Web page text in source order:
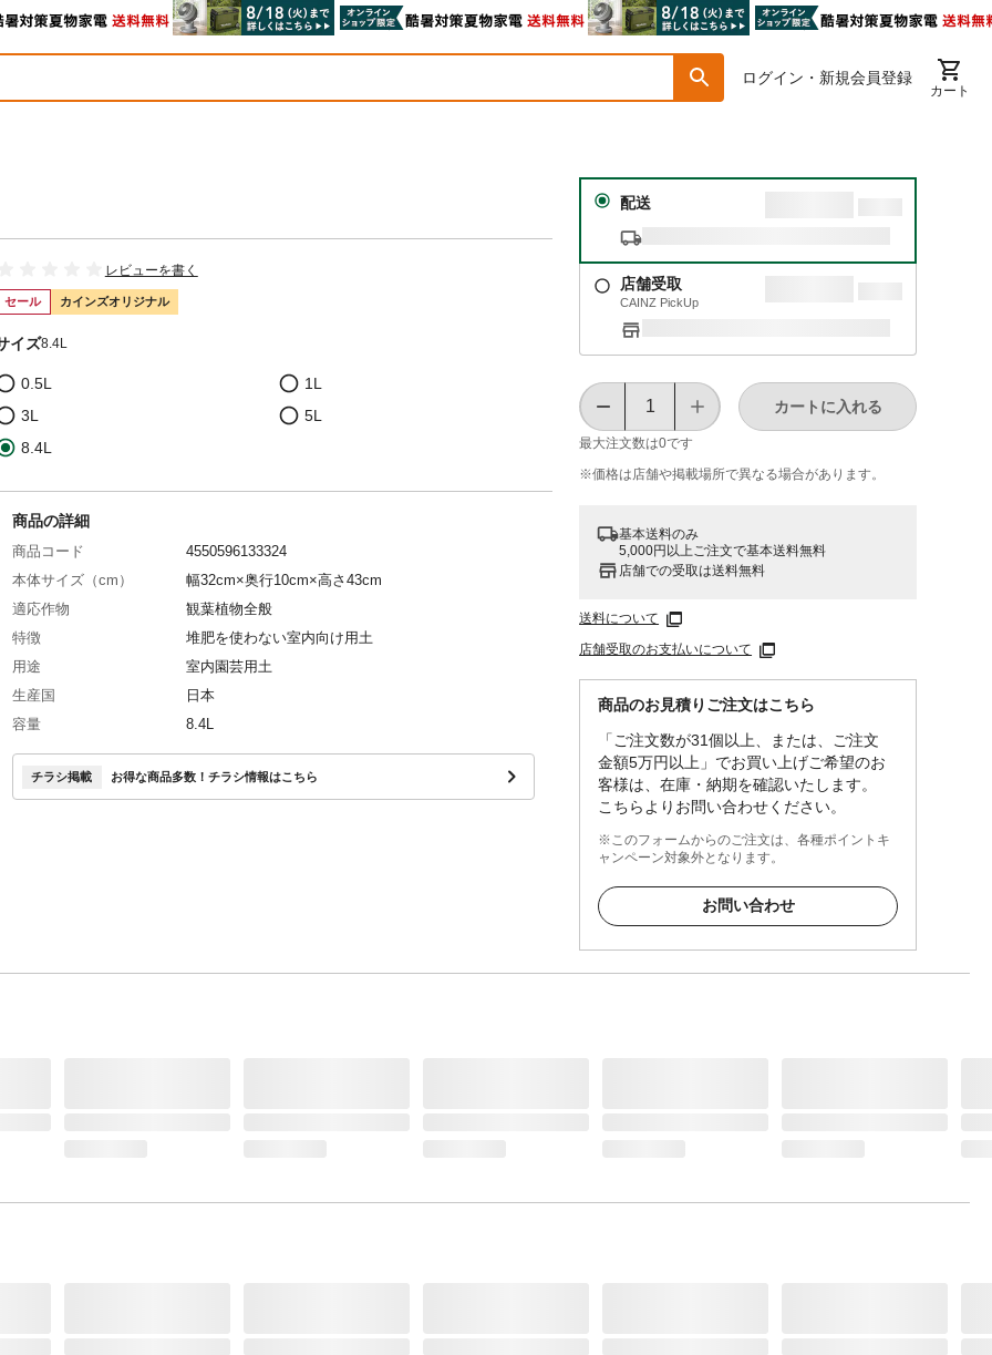
ログイン・新規会員登録
カート
レビューを書く
セール カインズオリジナル
イズ8.4L
0.5L
1L
3L
5L
8.4L
配送
店舗受取
CAINZ PickUp
最大注文数は0です
カートに入れる
※価格は​店舗や​掲載場所で​異なる​場合が​あります。
基本送料のみ
5,000円以上ご注文で基本送料無料
店舗での受取は送料無料
送料について
店舗受取のお支払いについて
商品のお見積りご注文はこちら
「ご注文数が31個以上、または、ご注文
金額5万円以上」でお買い上げご希望のお
客様は、在庫・納期を確認いたします。
こちらよりお問い合わせください。
※このフォームからのご注文は、各種ポイントキ
ャンペーン対象外となります。
お問い合わせ
商品の詳細
商品コード
4550596133324
本体サイズ（cm）
幅32cm×奥行10cm×高さ43cm
適応作物
観葉植物全般
特徴
堆肥を使わない室内向け用土
用途
室内園芸用土
生産国
日本
容量
8.4L
材質・素材
赤玉、鹿沼、軽石、ヤシガラ繊維、ダークピート、パ
ーライト
原産国
日本・インドネシア・スリランカ・リトアニア・中国
チラシ掲載 お得な商品多数！チラシ情報はこちら